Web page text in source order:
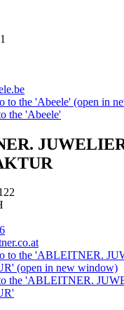
to the 'Abeele' (open in
the 'Abeele'
to the 'ABLEITNER.
(open in new window)
the 'ABLEITNER.